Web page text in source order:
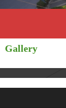
Gallery